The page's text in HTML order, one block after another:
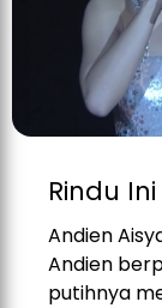
Rindu
Andien
Andien
putihnya